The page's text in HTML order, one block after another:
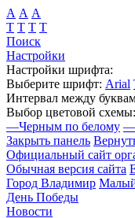
А А А
Т Т Т Т
Поиск
Настройки
Настройки шрифта:
Выберите шрифт: Arial
Интервал между
Выбор цветовой схемы:
—Черным по белому —
Закрыть панель
Официальный сайт
Обычная версия сайта
Город Владимир
День Победы
Новости